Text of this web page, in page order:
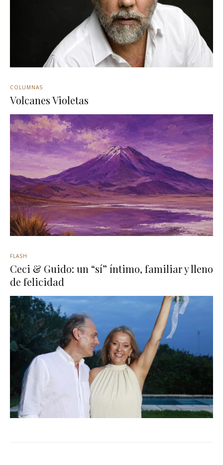
COLUMNAS
Volcanes Violetas
FLASH
Ceci & Guido: un “sí” íntimo, familiar y lleno
de felicidad